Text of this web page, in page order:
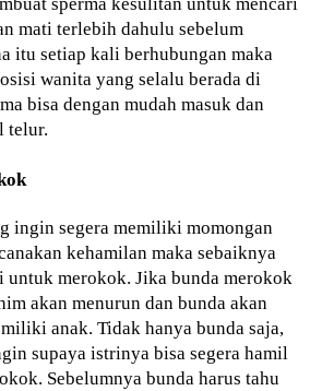
mati terlebih dahulu sebelum
itu setiap kali berhubungan maka
wanita yang selalu berada di
bisa dengan mudah masuk dan
telur.
ingin segera memiliki momongan
kehamilan maka sebaiknya
untuk merokok. Jika bunda merokok
akan menurun dan bunda akan
anak. Tidak hanya bunda saja,
supaya istrinya bisa segera hamil
Sebelumnya bunda harus tahu